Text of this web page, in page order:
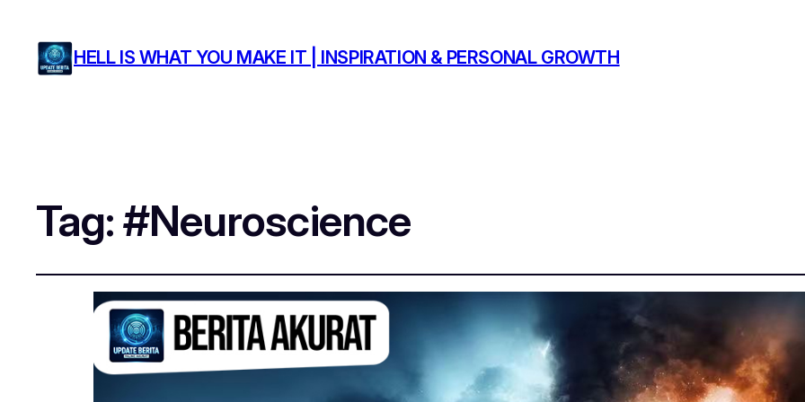
HELL IS WHAT YOU MAKE IT | INSPIRATION & PERSONAL GROWTH
Tag:#Neuroscience